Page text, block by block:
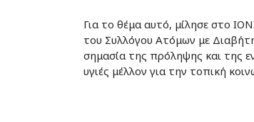
Για το θέμα αυτό, μίλησε στο
του Συλλόγου Ατόμων με
σημασία της πρόληψης και της
υγιές μέλλον για την τοπική